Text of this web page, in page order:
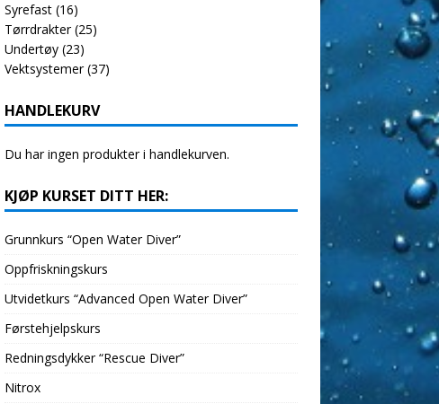
Syrefast (16)
Tørrdrakter (25)
Undertøy (23)
Vektsystemer (37)
HANDLEKURV
Du har ingen produkter i handlekurven.
KJØP KURSET DITT HER:
Grunnkurs “Open Water Diver”
Oppfriskningskurs
Utvidetkurs “Advanced Open Water Diver”
Førstehjelpskurs
Redningsdykker “Rescue Diver”
Nitrox